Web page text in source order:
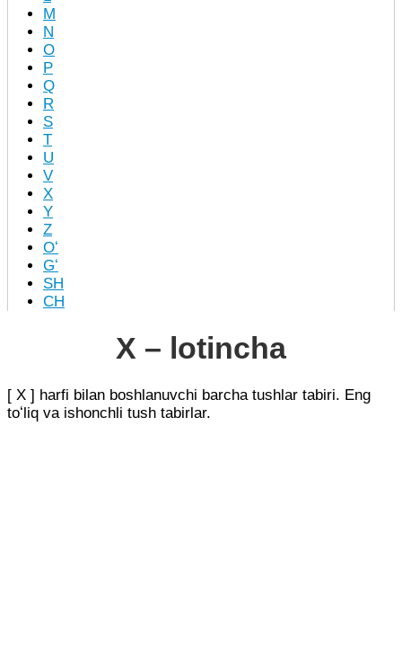
M
N
O
P
Q
R
S
T
U
V
X
Y
Z
Oʻ
Gʻ
SH
CH
X – lotincha
[ X ] harfi bilan boshlanuvchi barcha tushlar tabiri. Eng
toʻliq va ishonchli tush tabirlar.